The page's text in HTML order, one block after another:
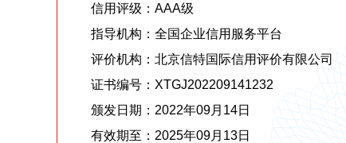
信用评级：AAA级
指导机构：全国企业信用服务平台
评价机构：北京信特国际信用评价有限公司
证书编号：XTGJ202209141232
颁发日期：2022年09月14日
有效期至：2025年09月13日